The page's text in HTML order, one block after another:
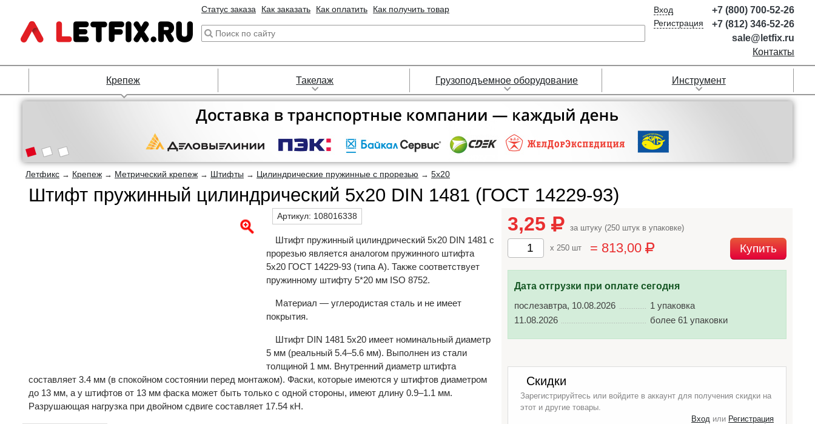
Статус заказа Как заказать Как оплатить Как получить товар
Вход
Регистрация
+7 (800) 700-52-26
+7 (812) 346-52-26
sale@letfix.ru
Контакты
Крепеж Такелаж Грузоподъемное оборудование Инструмент
Летфикс → Крепеж → Метрический крепеж → Штифты → Цилиндрические пружинные с прорезью → 5х20
Штифт пружинный цилиндрический 5х20 DIN 1481 (ГОСТ 14229-93)
Артикул: 108016338
Штифт пружинный цилиндрический 5х20 DIN 1481 с
прорезью является аналогом пружинного штифта
5х20 ГОСТ 14229-93 (типа А). Также соответствует
пружинному штифту 5*20 мм ISO 8752.
Материал — углеродистая сталь и не имеет
покрытия.
Штифт DIN 1481 5х20 имеет номинальный диаметр
5 мм (реальный 5.4–5.6 мм). Выполнен из стали
толщиной 1 мм. Внутренний диаметр штифта
составляет 3.4 мм (в спокойном состоянии перед монтажом). Фаски, которые имеются у штифтов диаметром
до 13 мм, а у штифтов от 13 мм фаска может быть только с одной стороны, имеют длину 0.9–1.1 мм.
Разрушающая нагрузка при двойном сдвиге составляет 17.54 кН.
3,25 за штуку (250 штук в упаковке)
x 250 шт = 813,00 Купить
Дата отгрузки при оплате сегодня
послезавтра, 10.08.2026
1 упаковка
11.08.2026
более 61 упаковки
Скидки
Зарегистрируйтесь или войдите в аккаунт для получения скидки на
этот и другие товары.
Вход или Регистрация